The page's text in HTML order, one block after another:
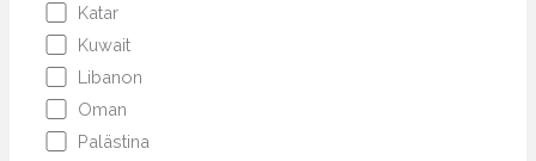
Katar
Kuwait
Libanon
Oman
Palästina